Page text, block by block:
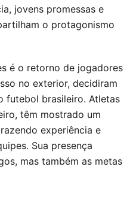
jovens promessas e
o protagonismo
é o retorno de jogadores
no exterior, decidiram
futebol brasileiro. Atletas
têm mostrado um
experiência e
Sua presença
mas também as metas